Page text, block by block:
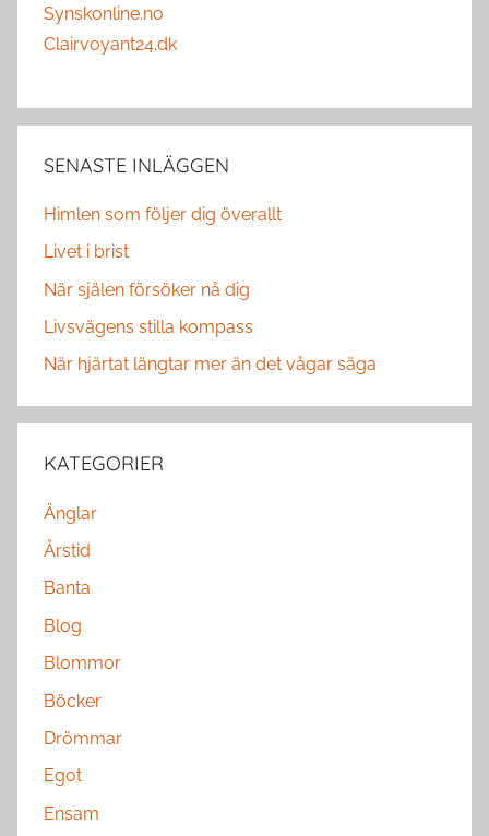
Synskonline.no
Clairvoyant24.dk
SENASTE INLÄGGEN
Himlen som följer dig överallt
Livet i brist
När själen försöker nå dig
Livsvägens stilla kompass
När hjärtat längtar mer än det vågar säga
KATEGORIER
Änglar
Årstid
Banta
Blog
Blommor
Böcker
Drömmar
Egot
Ensam